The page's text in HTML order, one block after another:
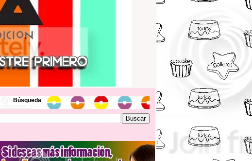
Búsqueda